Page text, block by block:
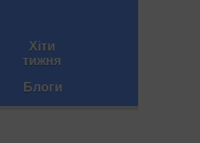
Хіти
тижня
Блоги